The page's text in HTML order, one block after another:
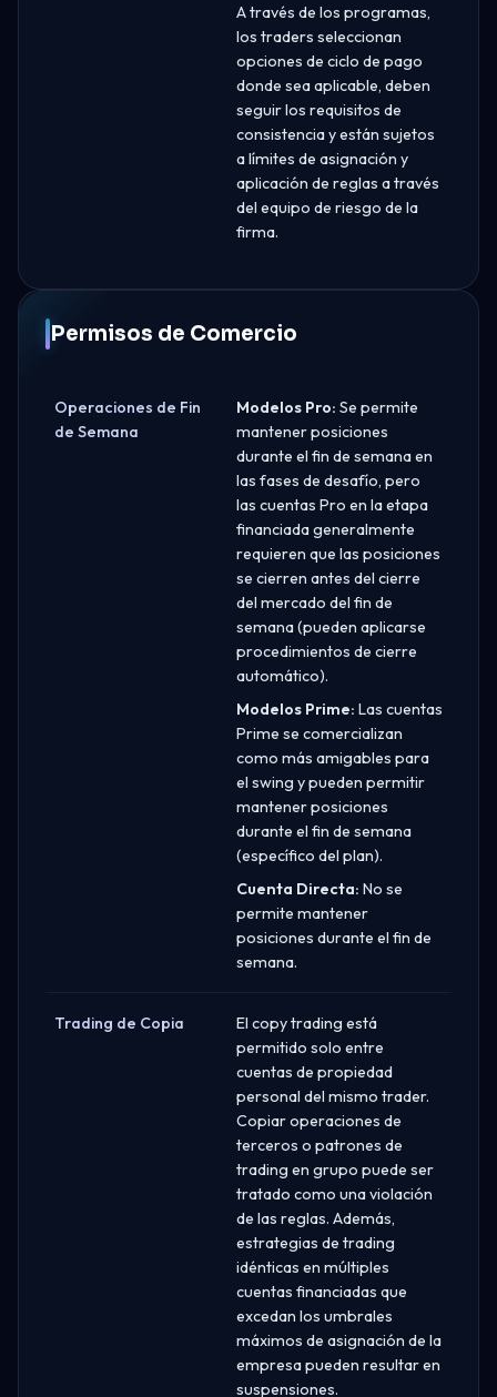
A través de los programas,
los traders seleccionan
opciones de ciclo de pago
donde sea aplicable, deben
seguir los requisitos de
consistencia y están sujetos
a límites de asignación y
aplicación de reglas a través
del equipo de riesgo de la
firma.
Permisos de Comercio
Operaciones de Fin
de Semana
Modelos Pro: Se permite
mantener posiciones
durante el fin de semana en
las fases de desafío, pero
las cuentas Pro en la etapa
financiada generalmente
requieren que las posiciones
se cierren antes del cierre
del mercado del fin de
semana (pueden aplicarse
procedimientos de cierre
automático).
Modelos Prime: Las cuentas
Prime se comercializan
como más amigables para
el swing y pueden permitir
mantener posiciones
durante el fin de semana
(específico del plan).
Cuenta Directa: No se
permite mantener
posiciones durante el fin de
semana.
Trading de Copia
El copy trading está
permitido solo entre
cuentas de propiedad
personal del mismo trader.
Copiar operaciones de
terceros o patrones de
trading en grupo puede ser
tratado como una violación
de las reglas. Además,
estrategias de trading
idénticas en múltiples
cuentas financiadas que
excedan los umbrales
máximos de asignación de la
empresa pueden resultar en
suspensiones.